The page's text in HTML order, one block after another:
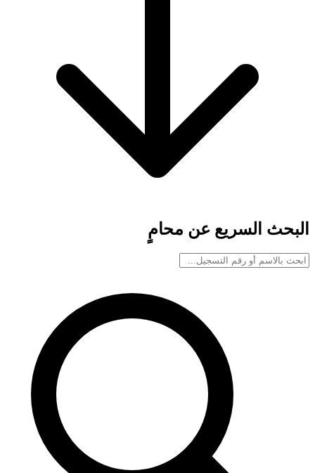
البحث السريع عن محامٍ